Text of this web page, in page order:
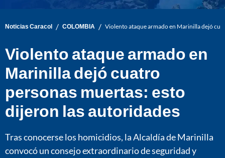
Noticias Caracol / COLOMBIA / Violento ataque armado en Marinilla dejó
Violento ataque armado en
Marinilla dejó cuatro
personas muertas: esto
dijeron las autoridades
Tras conocerse los homicidios, la Alcaldía de Marinilla
convocó un consejo extraordinario de seguridad y